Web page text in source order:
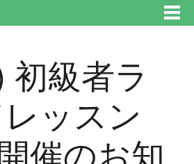
！
初級者ラ
ッスン
催のお知